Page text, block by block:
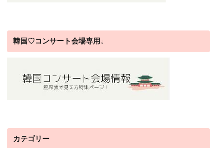
韓国♡コンサート会場専用↓
カテゴリー